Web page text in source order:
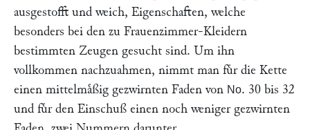
ausgestofft und weich, Eigenschaften, welche
besonders bei den zu Frauenzimmer-Kleidern
bestimmten Zeugen gesucht sind. Um ihn
vollkommen nachzuahmen, nimmt man fuͤr die Kette
einen mittelmaͤßig gezwirnten Faden von No. 30 bis 32
und fuͤr den Einschuß einen noch weniger gezwirnten